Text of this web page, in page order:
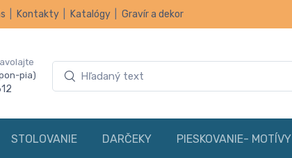
Kontakty Katalógy Gravír a dekor
pia)
STOLOVANIE DARČEKY PIESKOVANIE- MOTÍVY